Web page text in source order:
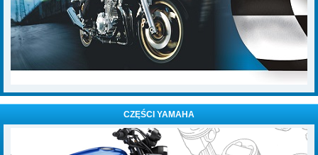
CZĘŚCI YAMAHA